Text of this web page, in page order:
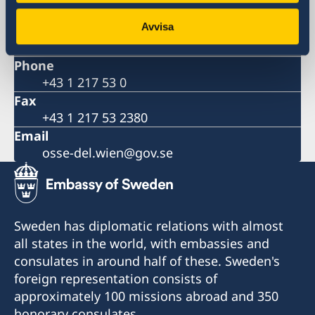
Avvisa
Liechtensteinstrasse 51
Austria
Phone
+43 1 217 53 0
Fax
+43 1 217 53 2380
Email
osse-del.wien@gov.se
Sweden has diplomatic relations with almost
all states in the world, with embassies and
consulates in around half of these. Sweden's
foreign representation consists of
approximately 100 missions abroad and 350